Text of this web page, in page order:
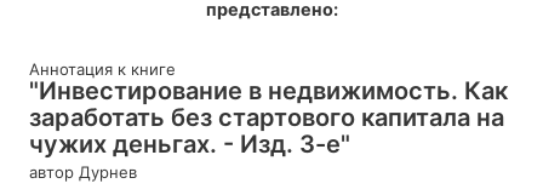
представлено:
Аннотация к книге
"Инвестирование в недвижимость. Как
заработать без стартового капитала на
чужих деньгах. - Изд. 3-е"
автор Дурнев